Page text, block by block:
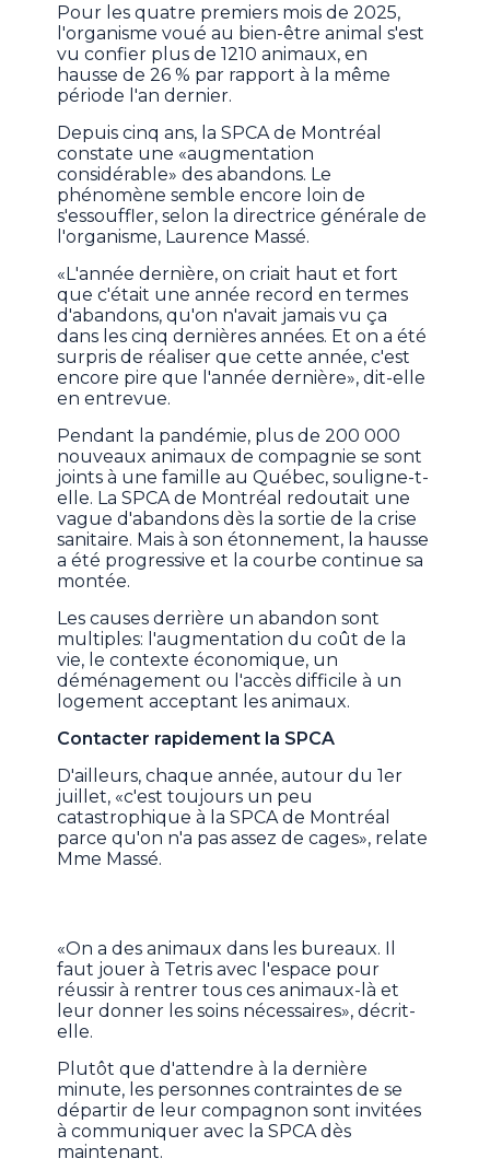
Pour les quatre premiers mois de 2025,
l'organisme voué au bien-être animal s'est
vu confier plus de 1210 animaux, en
hausse de 26 % par rapport à la même
période l'an dernier.
Depuis cinq ans, la SPCA de Montréal
constate une «augmentation
considérable» des abandons. Le
phénomène semble encore loin de
s'essouffler, selon la directrice générale de
l'organisme, Laurence Massé.
«L'année dernière, on criait haut et fort
que c'était une année record en termes
d'abandons, qu'on n'avait jamais vu ça
dans les cinq dernières années. Et on a été
surpris de réaliser que cette année, c'est
encore pire que l'année dernière», dit-elle
en entrevue.
Pendant la pandémie, plus de 200 000
nouveaux animaux de compagnie se sont
joints à une famille au Québec, souligne-t-
elle. La SPCA de Montréal redoutait une
vague d'abandons dès la sortie de la crise
sanitaire. Mais à son étonnement, la hausse
a été progressive et la courbe continue sa
montée.
Les causes derrière un abandon sont
multiples: l'augmentation du coût de la
vie, le contexte économique, un
déménagement ou l'accès difficile à un
logement acceptant les animaux.
Contacter rapidement la SPCA
D'ailleurs, chaque année, autour du 1er
juillet, «c'est toujours un peu
catastrophique à la SPCA de Montréal
parce qu'on n'a pas assez de cages», relate
Mme Massé.
«On a des animaux dans les bureaux. Il
faut jouer à Tetris avec l'espace pour
réussir à rentrer tous ces animaux-là et
leur donner les soins nécessaires», décrit-
elle.
Plutôt que d'attendre à la dernière
minute, les personnes contraintes de se
départir de leur compagnon sont invitées
à communiquer avec la SPCA dès
maintenant.